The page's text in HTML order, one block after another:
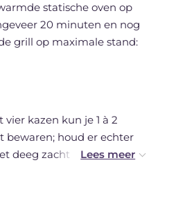
statische oven op
20 minuten en nog
grill op maximale stand:
kazen kun je 1 à 2
bewaren; houd er echter
deeg zacht wordt. Als je